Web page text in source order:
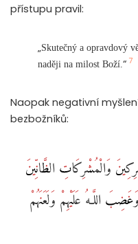
přístupu pravil:
„Skutečný a opravdový
naději na milost Boží. “ 7
Naopak negativní
bezbožníků:
وَالْمُشْرِكَاتِ الظَّانِّينَ
اللَّـهُ عَلَيْهِمْ وَلَعَنَهُمْ